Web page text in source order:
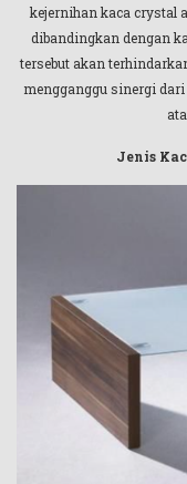
kejernihan kaca crystal
dibandingkan dengan
tersebut akan
mengganggu sinergi
Jenis